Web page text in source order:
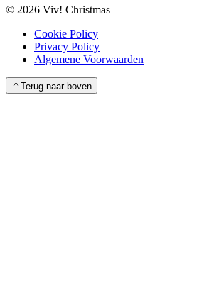
© 2026 Viv! Christmas
Cookie Policy
Privacy Policy
Algemene Voorwaarden
Terug naar boven